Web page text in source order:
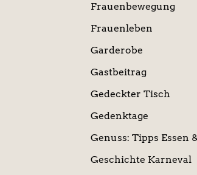
Frauenbewegung
Frauenleben
Garderobe
Gastbeitrag
Gedeckter Tisch
Gedenktage
Genuss: Tipps Essen
Geschichte Karneval